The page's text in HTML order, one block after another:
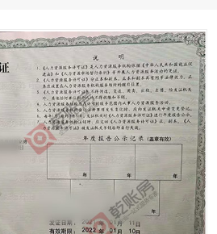
办 公司转让收购